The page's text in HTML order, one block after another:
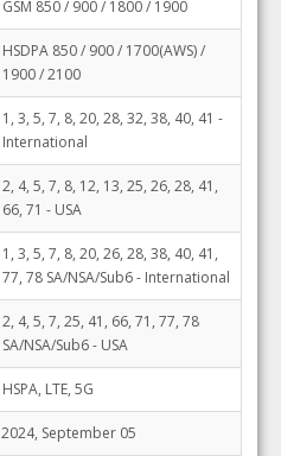
GSM 850 / 900 / 1800 / 1900
HSDPA 850 / 900 / 1700(AWS) /
1900 / 2100
1, 3, 5, 7, 8, 20, 28, 32, 38, 40, 41 -
International
2, 4, 5, 7, 8, 12, 13, 25, 26, 28, 41,
66, 71 - USA
1, 3, 5, 7, 8, 20, 26, 28, 38, 40, 41,
77, 78 SA/NSA/Sub6 - International
2, 4, 5, 7, 25, 41, 66, 71, 77, 78
SA/NSA/Sub6 - USA
HSPA, LTE, 5G
2024, September 05